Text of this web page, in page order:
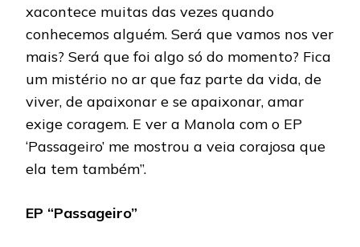
xacontece muitas das vezes quando
conhecemos alguém. Será que vamos nos ver
mais? Será que foi algo só do momento? Fica
um mistério no ar que faz parte da vida, de
viver, de apaixonar e se apaixonar, amar
exige coragem. E ver a Manola com o EP
‘Passageiro’ me mostrou a veia corajosa que
ela tem também”.
EP “Passageiro”